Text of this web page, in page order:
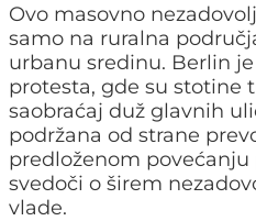
Ovo masovno
samo na ruralna
urbanu sredinu. Berlin
protesta, gde su stotine
saobraćaj duž glavnih
podržana od strane
predloženom
svedoči o širem
vlade.